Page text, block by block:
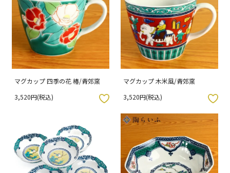
マグカップ 四季の花 椿/青郊窯
3,520円(税込)
マグカップ 木米風/青郊窯
3,520円(税込)
お気に入りボタン